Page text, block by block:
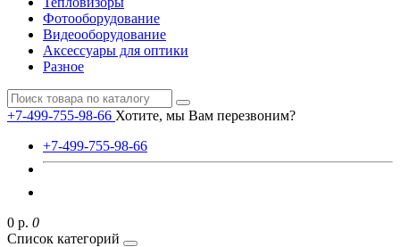
Фотооборудование
Видеооборудование
Аксессуары для оптики
Разное
+7-499-755-98-66 Хотите, мы Вам перезвоним?
+7-499-755-98-66
0 р. 0
Список категорий